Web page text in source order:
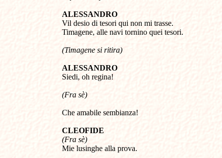
ALESSANDRO
Vil desio di tesori qui non mi trasse.
Timagene, alle navi tornino quei tesori.
(Timagene si ritira)
ALESSANDRO
Siedi, oh regina!
(Fra sè)
Che amabile sembianza!
CLEOFIDE
(Fra sè)
Mie lusinghe alla prova.